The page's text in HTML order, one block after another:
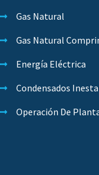
Gas Natural
Gas Natural
Energía Eléctrica
Condensados
Operación De